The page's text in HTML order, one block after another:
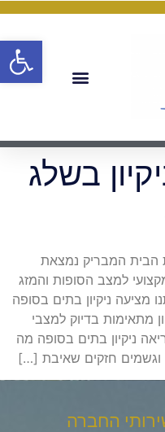
בשלג
הבית המבריק נמצאת
למצב הסופות והמזג
מציעה ניקיון בתים בסופה
מתאימות בדיוק למצבי
ניקיון בתים בסופה מה
וגשמים חזקים שאיבת […]
החברה